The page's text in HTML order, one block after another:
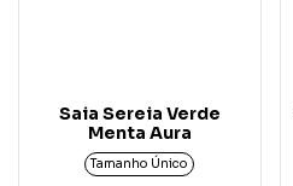
Saia Sereia Verde
Menta Aura
Tamanho Único